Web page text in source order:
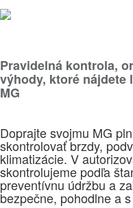
Pravidelná kontrola,
výhody, ktoré nájdete
MG
Doprajte svojmu MG
skontrolovať brzdy,
klimatizácie. V
skontrolujeme podľa
preventívnu údržbu a
bezpečne, pohodlne a